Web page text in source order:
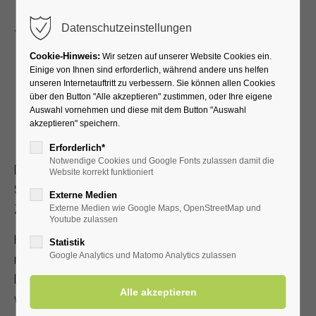
Königssood & Sälzer
Bad Westernkotten
Der „Königssood“ war ursprünglich königlicher
Salzsiedeplatz. Er bildete bis 1845 das wirtschaftliche
Zentrum Westernkottens.
Hier befanden sich einst drei Brunnen, aus denen Rohsole
mit einem Salzgehalt von acht Prozent gefördert wurde.
Dies geschah über Göpelwerke, die von Tieren bewegt
wurden, oder durch Treträder, von Menschen angetrieben.
Datenschutzeinstellungen
Cookie-Hinweis: Wir setzen auf unserer Website Cookies ein.
Einige von Ihnen sind erforderlich, während andere uns helfen
unseren Internetauftritt zu verbessern. Sie können allen Cookies
über den Button "Alle akzeptieren" zustimmen, oder Ihre eigene
Auswahl vornehmen und diese mit dem Button "Auswahl
akzeptieren" speichern.
Erforderlich*
Notwendige Cookies und Google Fonts zulassen damit die
Website korrekt funktioniert
Externe Medien
Externe Medien wie Google Maps, OpenStreetMap und
Youtube zulassen
Statistik
Google Analytics und Matomo Analytics zulassen